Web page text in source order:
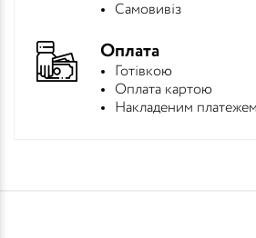
Самовивіз
Оплата
Готівкою
Оплата картою
Накладеним платежем